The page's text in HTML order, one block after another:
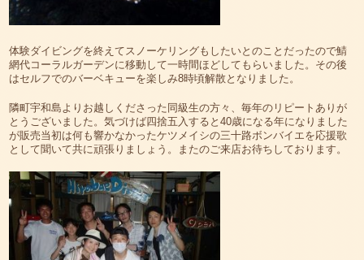
体験ダイビングを終えてスノーケリングもしたいとのことだったので鯖
網代コーラルガーデンに移動して一時間ほどしてもらいました。その後
はセルフでのバーベキューを楽しみ8時頃解散となりました。
隣町宇和島よりお越しくださった同級生の方々、毎年のリピートありが
とうございました。気づけば四捨五入すると40歳になる年になりました
が販売当初は何も響かなかったケツメイシの三十路ボンバイエを応援歌
として聞いて共に頑張りましょう。またのご来店お待ちしております。